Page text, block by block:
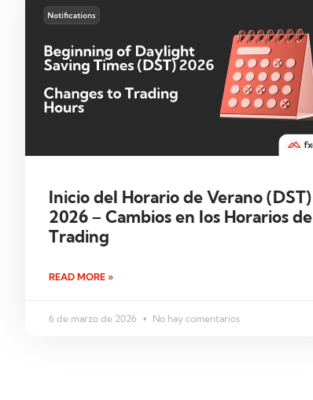
Inicio del Horario de Verano (DST)
2026 – Cambios en los Horarios de
Trading
READ MORE »
6 de marzo de 2026 No hay comentarios